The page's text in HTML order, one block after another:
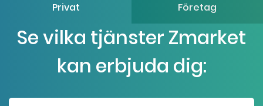
Privat Företag
Se vilka tjänster Zmarket
kan erbjuda dig: